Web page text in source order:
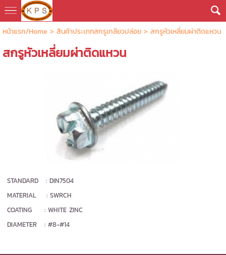
หน้าแรก/Home > สินค้าประเภทสกรูเกลียวปล่อย > สกรูหัวเหลี่ยมผ่าติดแหวน
สกรูหัวเหลี่ยมผ่าติดแหวน
STANDARD : DIN7504
MATERIAL : SWRCH
COATING : WHITE ZINC
DIAMETER : #8-#14